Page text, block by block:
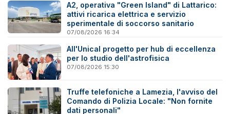
A2, operativa "Green Island" di Lattarico:
attivi ricarica elettrica e servizio
sperimentale di soccorso sanitario
07/08/2026 16:34
All'Unical progetto per hub di eccellenza
per lo studio dell'astrofisica
07/08/2026 15:30
Truffe telefoniche a Lamezia, l'avviso del
Comando di Polizia Locale: "Non fornite
dati personali"